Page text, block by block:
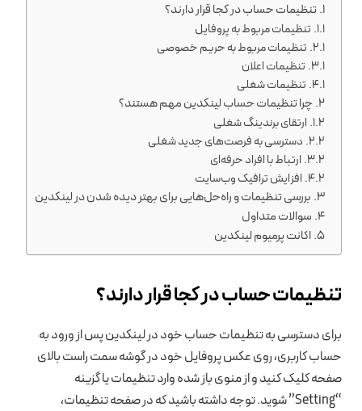
تنظیمات حساب در کجا قرار دارند؟
تنظیمات مربوط به پروفایل
تنظیمات مربوط به حریم خصوصی
تنظیمات اعلان
تنظیمات شغلی
چرا تنظیمات حساب لینکدین مهم هستند؟
ارتقای برندینگ شغلی
دسترسی به فرصت‌های جدید شغلی
ارتباط با افراد حرفه‌ای
افزایش ترافیک وب‌سایت
بررسی تنظیمات و راه‌حل‌هایی برای بهتر دیده شدن در لینکدین
سوالات متداول
اکانت پرمیوم لینکدین
تنظیمات حساب در کجا قرار دارند؟
برای دسترسی به تنظیمات حساب خود در لینکدین پس از ورود به
حساب کاربری، روی عکس پروفایل خود در گوشه سمت راست بالای
صفحه کلیک کنید و از منوی باز شده وارد تنظیمات یا گزینه
“Setting” شوید. توجه داشته باشید که در صفحه تنظیمات،